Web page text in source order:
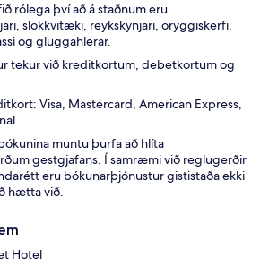
rólega því að á staðnum eru
slökkvitæki, reykskynjari, öryggiskerfi,
og gluggahlerar.
tekur við kreditkortum, debetkortum og
Visa, Mastercard, American Express,
muntu þurfa að hlíta
gestgjafans. Í samræmi við reglugerðir
eru bókunarþjónustur gististaða ekki
hætta við.
Hotel